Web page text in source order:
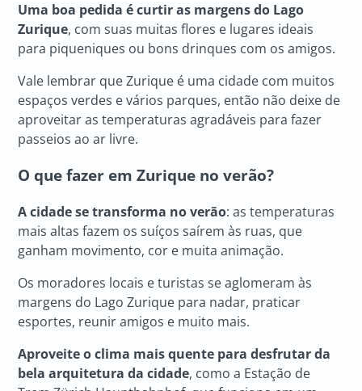
Uma boa pedida é curtir as margens do Lago
Zurique, com suas muitas flores e lugares ideais
para piqueniques ou bons drinques com os amigos.
Vale lembrar que Zurique é uma cidade com muitos
espaços verdes e vários parques, então não deixe de
aproveitar as temperaturas agradáveis para fazer
passeios ao ar livre.
O que fazer em Zurique no verão?
A cidade se transforma no verão: as temperaturas
mais altas fazem os suíços saírem às ruas, que
ganham movimento, cor e muita animação.
Os moradores locais e turistas se aglomeram às
margens do Lago Zurique para nadar, praticar
esportes, reunir amigos e muito mais.
Aproveite o clima mais quente para desfrutar da
bela arquitetura da cidade, como a Estação de